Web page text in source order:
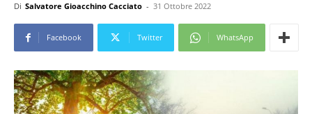
Di Salvatore Gioacchino Cacciato - 31 Ottobre 2022
Facebook Twitter WhatsApp